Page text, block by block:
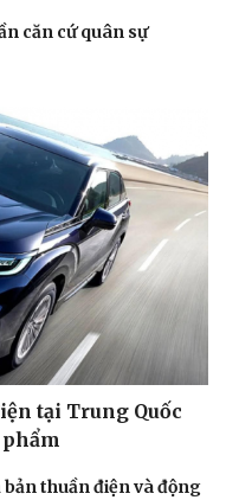
căn cứ quân sự
tại Trung Quốc
bản thuần điện và động